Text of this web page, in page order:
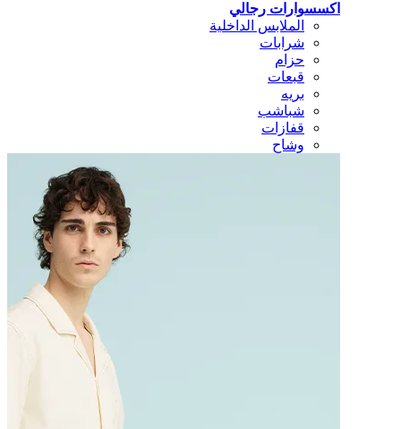
اكسسوارات رجالي
الملابس الداخلية
شرابات
حزام
قبعات
بريه
شباشب
قفازات
وشاح